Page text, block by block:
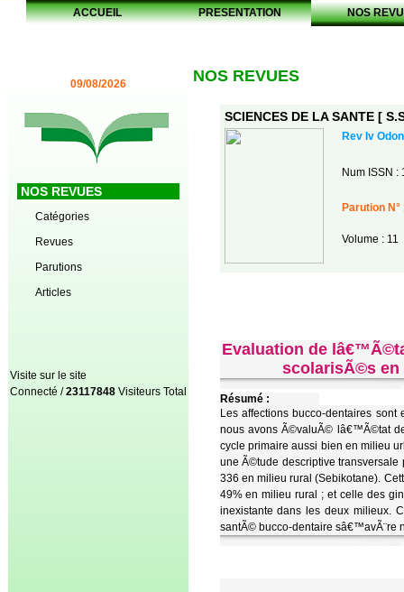
ACCUEIL PRESENTATION NOS
09/08/2026
NOS REVUES
Catégories
Revues
Parutions
Articles
Visite sur le site
Connecté /23117848 Visiteurs Total
NOS REVUES
SCIENCES DE LA SANTE [
Rev Iv
Num ISSN :
Parution N°
Volume : 11
Evaluation de
scolarisÃ©s en
Résumé :
Les affections bucco-dentaires
nous avons Ã©valuÃ© lâ€™Ã©tat
cycle primaire aussi bien en milieu
une Ã©tude descriptive
336 en milieu rural (Sebikotane).
49% en milieu rural ; et celle des
inexistante dans les deux milieux.
santÃ© bucco-dentaire